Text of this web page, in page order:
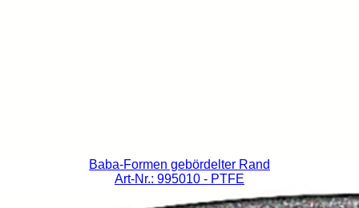
Baba-Formen gebördelter Rand
Art-Nr.: 995010 - PTFE